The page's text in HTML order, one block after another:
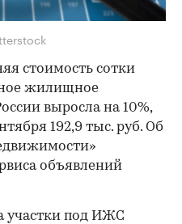
стоимость сотки
жилищное
выросла на 10%,
192,9 тыс. руб. Об
объявлений
участки под ИЖС